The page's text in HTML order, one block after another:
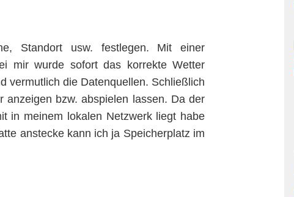
Standort usw. festlegen. Mit einer
mir wurde sofort das korrekte Wetter
vermutlich die Datenquellen. Schließlich
anzeigen bzw. abspielen lassen. Da der
in meinem lokalen Netzwerk liegt habe
anstecke kann ich ja Speicherplatz im